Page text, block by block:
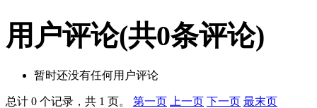
用户评论(共0条评论)
暂时还没有任何用户评论
总计 0 个记录，共 1 页。 第一页 上一页 下一页 最末页